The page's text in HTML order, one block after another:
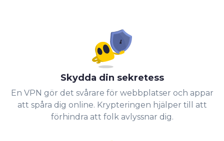
Skydda din sekretess
En VPN gör det svårare för webbplatser och appar
att spåra dig online. Krypteringen hjälper till att
förhindra att folk avlyssnar dig.